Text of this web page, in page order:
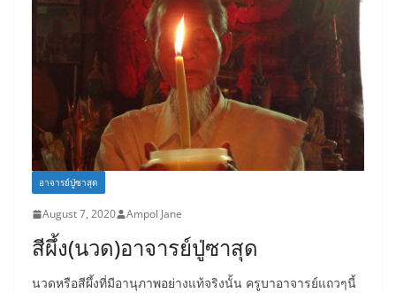
อาจารย์ปู่ซาสุด
August 7, 2020 Ampol Jane
สีผึ้ง(นวด)อาจารย์ปู่ซาสุด
นวดหรือสีผึ้งที่มีอานุภาพอย่างแท้จริงนั้น ครูบาอาจารย์แถวๆนี้